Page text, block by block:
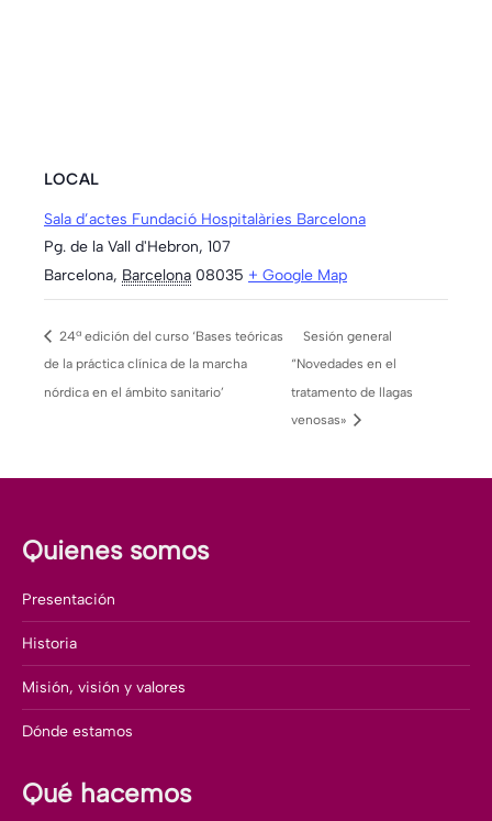
LOCAL
Sala d’actes Fundació Hospitalàries Barcelona
Pg. de la Vall d'Hebron, 107
Barcelona, Barcelona 08035 + Google Map
24ª edición del curso ‘Bases teóricas
de la práctica clínica de la marcha
nórdica en el ámbito sanitario’
Sesión general
“Novedades en el
tratamento de llagas
venosas»
Quienes somos
Presentación
Historia
Misión, visión y valores
Dónde estamos
Qué hacemos